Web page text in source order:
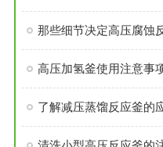
那些细节决定高压腐蚀
高压加氢釜使用注意事
了解减压蒸馏反应釜的